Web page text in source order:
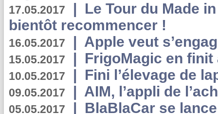
17.05.2017 | Le Tour du Made
bientôt recommencer !
16.05.2017 | Apple veut
15.05.2017 | FrigoMagic en
10.05.2017 | Fini l’élevage de
09.05.2017 | AIM, l’appli de
05.05.2017 | BlaBlaCar se